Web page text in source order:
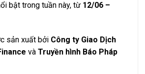
bật trong tuần này, từ 12/06 –
sản xuất bởi Công ty Giao Dịch
và Truyền hình Báo Pháp